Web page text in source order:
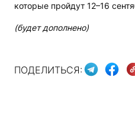
которые пройдут 12–16
(будет дополнено)
ПОДЕЛИТЬСЯ: